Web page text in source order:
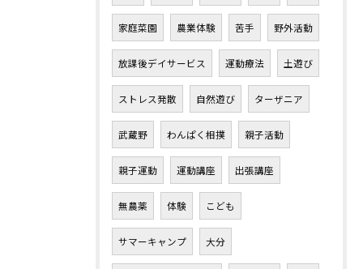
家庭菜園 農業体験 苦手 野外活動
放課後デイサービス 運動療法 土遊び
ストレス発散 自然遊び ターザニア
武蔵野 わんぱく相撲 親子活動
親子運動 運動講座 出張講座
無農薬 体験 こども
サマーキャンプ 大分